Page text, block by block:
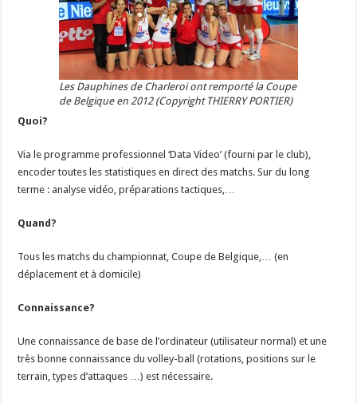
Les Dauphines de Charleroi ont remporté la Coupe
de Belgique en 2012 (Copyright THIERRY PORTIER)
Quoi?
Via le programme professionnel ‘Data Video’ (fourni par le club),
encoder toutes les statistiques en direct des matchs. Sur du long
terme : analyse vidéo, préparations tactiques,…
Quand?
Tous les matchs du championnat, Coupe de Belgique,… (en
déplacement et à domicile)
Connaissance?
Une connaissance de base de l’ordinateur (utilisateur normal) et une
très bonne connaissance du volley-ball (rotations, positions sur le
terrain, types d’attaques …) est nécessaire.